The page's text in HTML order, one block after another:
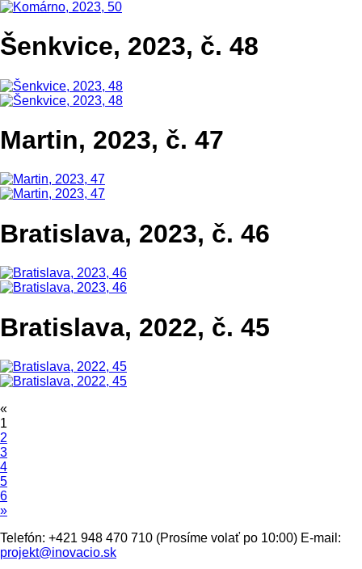
Šenkvice, 2023, č. 48
Martin, 2023, č. 47
Bratislava, 2023, č. 46
Bratislava, 2022, č. 45
«
1
2
3
4
5
6
»
Telefón: +421 948 470 710 (Prosíme volať po 10:00) E-mail:
projekt@inovacio.sk